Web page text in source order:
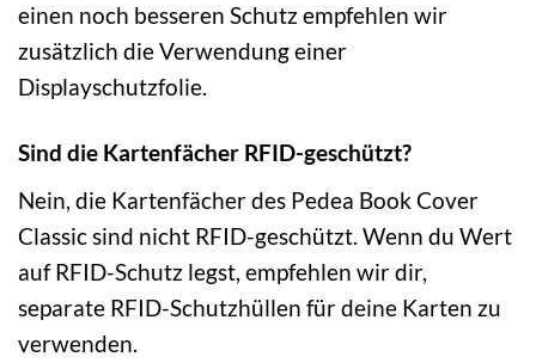
einen noch besseren Schutz empfehlen wir
zusätzlich die Verwendung einer
Displayschutzfolie.
Sind die Kartenfächer RFID-geschützt?
Nein, die Kartenfächer des Pedea Book Cover
Classic sind nicht RFID-geschützt. Wenn du Wert
auf RFID-Schutz legst, empfehlen wir dir,
separate RFID-Schutzhüllen für deine Karten zu
verwenden.